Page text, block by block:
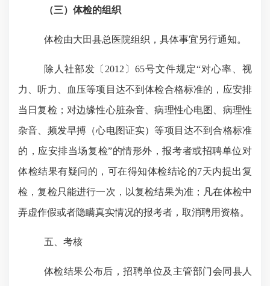
（三）体检的组织
体检由大田县总医院组织，具体事宜另行通知。
除人社部发〔 2012〕65号文件规定“对心率、视
力、听力、血压等项目达不到体检合格标准的，应安排
当日复检；对边缘性心脏杂音、病理性心电图、病理性
杂音、频发早搏（心电图证实）等项目达不到合格标准
的，应安排当场复检”的情形外，报考者或招聘单位对
体检结果有疑问的，可在得知体检结论的7天内提出复
检，复检只能进行一次，以复检结果为准；凡在体检中
弄虚作假或者隐瞒真实情况的报考者，取消聘用资格。
五、考核
体检结果公布后，招聘单位及主管部门会同县人